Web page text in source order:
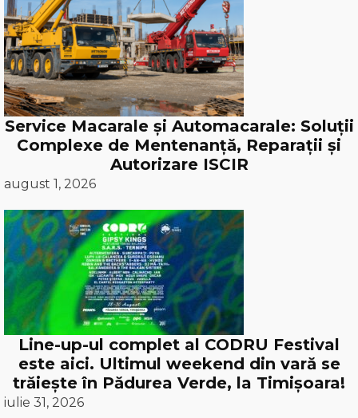
Service Macarale și Automacarale: Soluții
Complexe de Mentenanță, Reparații și
Autorizare ISCIR
august 1, 2026
Line-up-ul complet al CODRU Festival
este aici. Ultimul weekend din vară se
trăiește în Pădurea Verde, la Timișoara!
iulie 31, 2026